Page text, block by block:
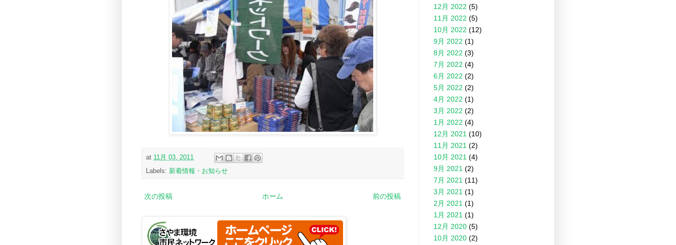
at 11月 03, 2011
Labels: 新着情報・お知らせ
次の投稿 前の投稿
ホーム
12月 2022 (5)
11月 2022 (5)
10月 2022 (12)
9月 2022 (1)
8月 2022 (3)
7月 2022 (4)
6月 2022 (2)
5月 2022 (2)
4月 2022 (1)
3月 2022 (2)
1月 2022 (4)
12月 2021 (10)
11月 2021 (2)
10月 2021 (4)
9月 2021 (2)
7月 2021 (11)
3月 2021 (1)
2月 2021 (1)
1月 2021 (1)
12月 2020 (5)
10月 2020 (2)